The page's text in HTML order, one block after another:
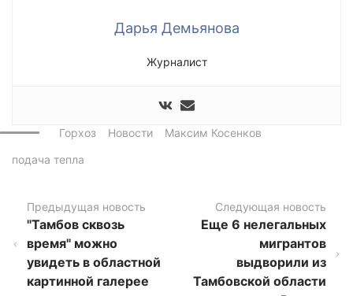
Дарья Демьянова
Журналист
Горхоз Новости
Максим Косенков
подача тепла
Предыдущая новость
"Тамбов сквозь
время" можно
увидеть в областной
картинной галерее
Следующая новость
Еще 6 нелегальных
мигрантов
выдворили из
Тамбовской области